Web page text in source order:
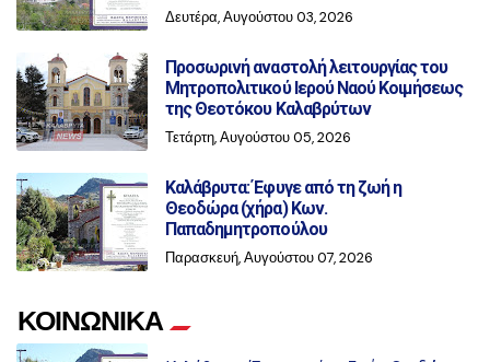
Δευτέρα, Αυγούστου 03, 2026
Προσωρινή αναστολή λειτουργίας του
Μητροπολιτικού Ιερού Ναού Κοιμήσεως
της Θεοτόκου Καλαβρύτων
Τετάρτη, Αυγούστου 05, 2026
Καλάβρυτα: Έφυγε από τη ζωή η
Θεοδώρα (χήρα) Κων.
Παπαδημητροπούλου
Παρασκευή, Αυγούστου 07, 2026
ΚΟΙΝΩΝΙΚΑ